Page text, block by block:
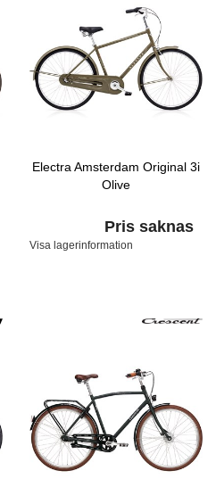
Electra Amsterdam Original 3i
Olive
Pris saknas
Visa lagerinformation